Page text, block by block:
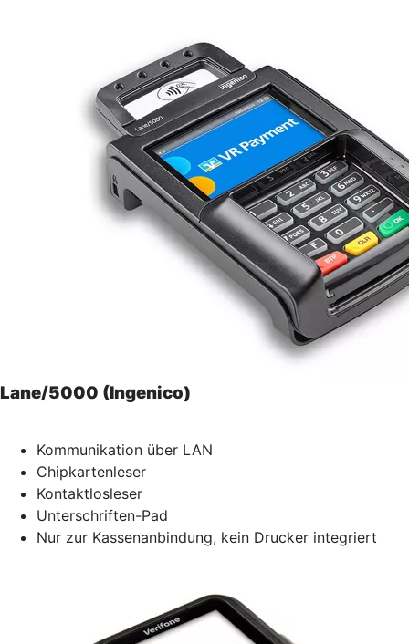
Lane/5000 (Ingenico)
Kommunikation über LAN
Chipkartenleser
Kontaktlosleser
Unterschriften-Pad
Nur zur Kassenanbindung, kein Drucker integriert